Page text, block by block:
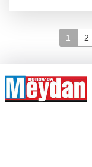
1 2